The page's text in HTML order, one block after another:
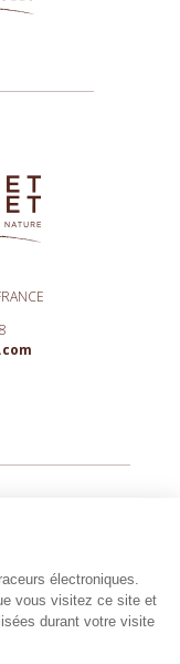
électroniques.
vous visitez ce site et
durant votre visite